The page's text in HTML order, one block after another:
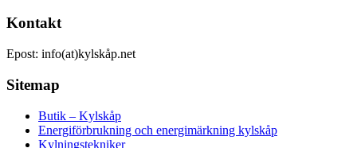
Kontakt
Epost: info(at)kylskåp.net
Sitemap
Butik – Kylskåp
Energiförbrukning och energimärkning kylskåp
Kylningstekniker